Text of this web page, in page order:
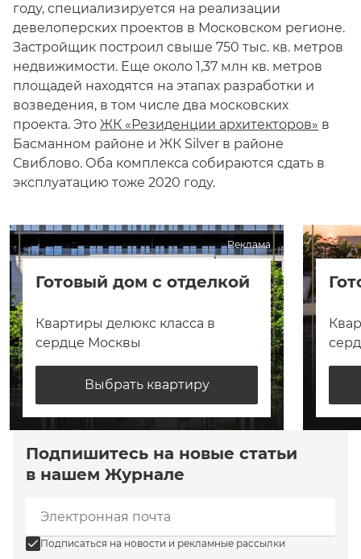
году, специализируется на реализации
девелоперских проектов в Московском регионе.
Застройщик построил свыше 750 тыс. кв. метров
недвижимости. Еще около 1,37 млн кв. метров
площадей находятся на этапах разработки и
возведения, в том числе два московских
проекта. Это ЖК «Резиденции архитекторов» в
Басманном районе и ЖК Silver в районе
Свиблово. Оба комплекса собираются сдать в
эксплуатацию тоже 2020 году.
Реклама
Готовый дом с отделкой
Квартиры делюкс класса в
сердце Москвы
Выбрать квартиру
Подпишитесь на новые статьи
в нашем Журнале
Подписаться на новости и рекламные рассылки